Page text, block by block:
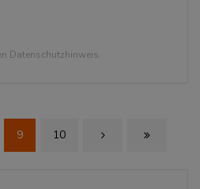
Datenschutzhinweis.
9 10 Next PageLast Page